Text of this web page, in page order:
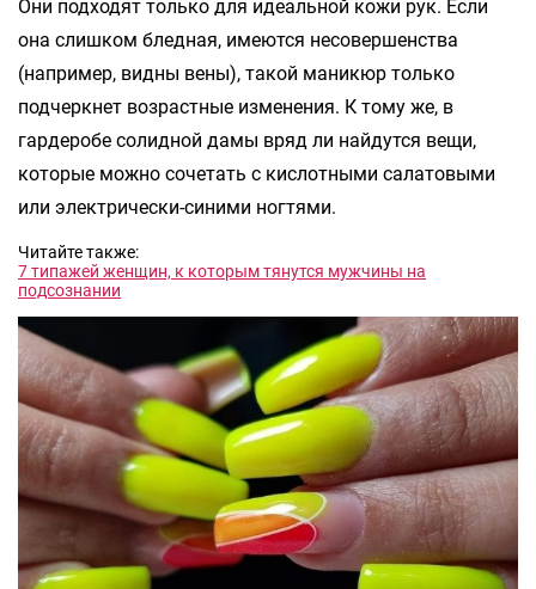
Они подходят только для идеальной кожи рук. Если
она слишком бледная, имеются несовершенства
(например, видны вены), такой маникюр только
подчеркнет возрастные изменения. К тому же, в
гардеробе солидной дамы вряд ли найдутся вещи,
которые можно сочетать с кислотными салатовыми
или электрически-синими ногтями.
Читайте также:
7 типажей женщин, к которым тянутся мужчины на
подсознании